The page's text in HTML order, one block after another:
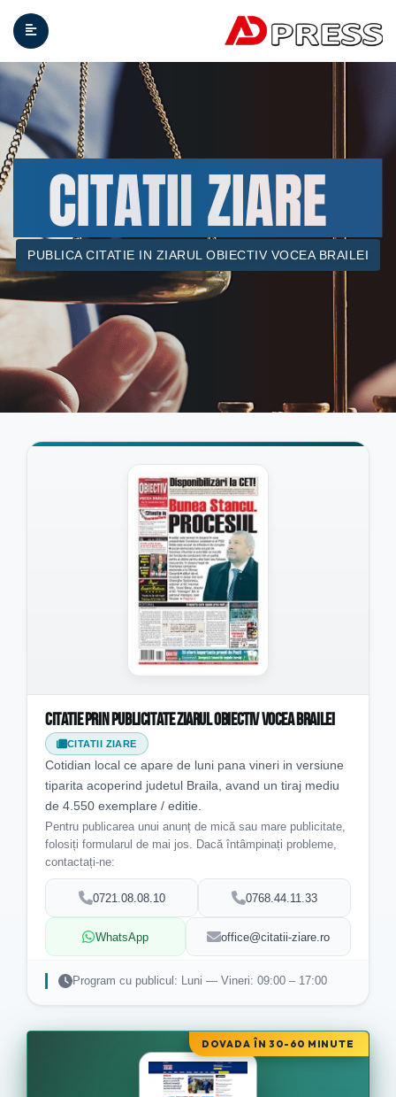
PUBLICA CITATIE IN ZIARUL OBIECTIV VOCEA BRAILEI
Citatie prin publicitate ziarul Obiectiv Vocea Brailei
CITATII ZIARE
Cotidian local ce apare de luni pana vineri in versiune
tiparita acoperind judetul Braila, avand un tiraj mediu
de 4.550 exemplare / editie.
Pentru publicarea unui anunț de mică sau mare publicitate,
folosiți formularul de mai jos. Dacă întâmpinați probleme,
contactați-ne:
0721.08.08.10 0768.44.11.33
WhatsApp office@citatii-ziare.ro
Program cu publicul: Luni — Vineri: 09:00 – 17:00
DOVADA ÎN 30-60 MINUTE